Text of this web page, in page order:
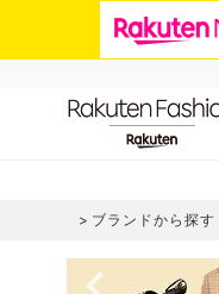
ブランドから探す